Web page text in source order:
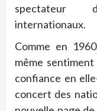
spectateur
internationaux.
Comme en
même
confiance en
concert des